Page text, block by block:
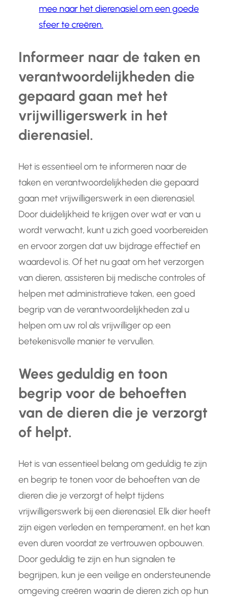
mee naar het dierenasiel om een goede
sfeer te creëren.
Informeer naar de taken en
verantwoordelijkheden die
gepaard gaan met het
vrijwilligerswerk in het
dierenasiel.
Het is essentieel om te informeren naar de
taken en verantwoordelijkheden die gepaard
gaan met vrijwilligerswerk in een dierenasiel.
Door duidelijkheid te krijgen over wat er van u
wordt verwacht, kunt u zich goed voorbereiden
en ervoor zorgen dat uw bijdrage effectief en
waardevol is. Of het nu gaat om het verzorgen
van dieren, assisteren bij medische controles of
helpen met administratieve taken, een goed
begrip van de verantwoordelijkheden zal u
helpen om uw rol als vrijwilliger op een
betekenisvolle manier te vervullen.
Wees geduldig en toon
begrip voor de behoeften
van de dieren die je verzorgt
of helpt.
Het is van essentieel belang om geduldig te zijn
en begrip te tonen voor de behoeften van de
dieren die je verzorgt of helpt tijdens
vrijwilligerswerk bij een dierenasiel. Elk dier heeft
zijn eigen verleden en temperament, en het kan
even duren voordat ze vertrouwen opbouwen.
Door geduldig te zijn en hun signalen te
begrijpen, kun je een veilige en ondersteunende
omgeving creëren waarin de dieren zich op hun